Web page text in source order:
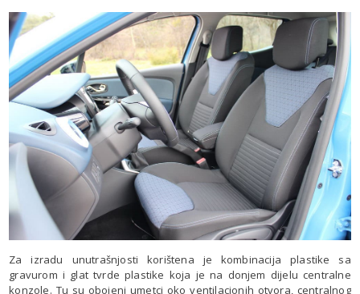
Za izradu unutrašnjosti korištena je kombinacija plastike sa
gravurom i glat tvrde plastike koja je na donjem dijelu centralne
konzole. Tu su obojeni umetci oko ventilacionih otvora, centralnog